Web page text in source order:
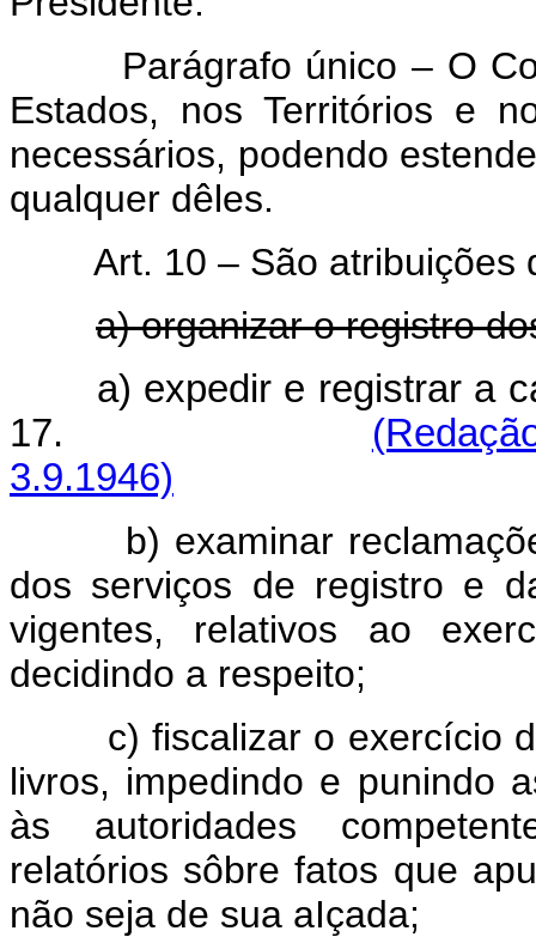
Parágrafo único – O
Estados, nos Territórios e
necessários, podendo
qualquer dêles.
Art. 10 – São atribuições
a) organizar o registro
a) expedir e registrar a
17.
3.9.1946)
b) examinar
dos serviços de registro e
vigentes, relativos ao
decidindo a respeito;
c) fiscalizar o exercício
livros, impedindo e punindo
às autoridades
relatórios sôbre fatos que
não seja de sua aIçada;